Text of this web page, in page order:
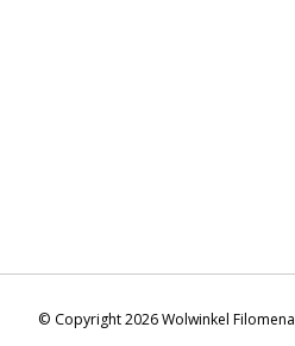
© Copyright 2026 Wolwinkel Filomena